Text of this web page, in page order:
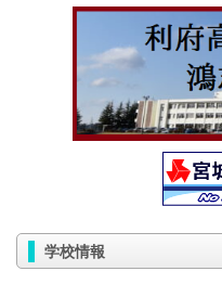
学校情報